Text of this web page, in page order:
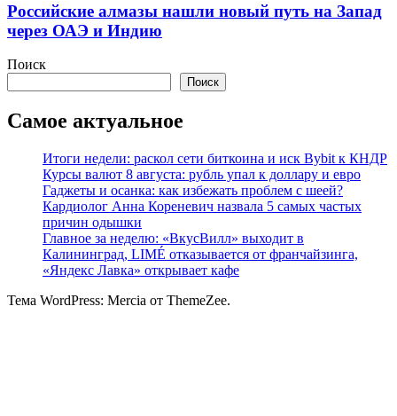
Российские алмазы нашли новый путь на Запад
через ОАЭ и Индию
Поиск
Поиск
Самое актуальное
Итоги недели: раскол сети биткоина и иск Bybit к КНДР
Курсы валют 8 августа: рубль упал к доллару и евро
Гаджеты и осанка: как избежать проблем с шеей?
Кардиолог Анна Кореневич назвала 5 самых частых
причин одышки
Главное за неделю: «ВкусВилл» выходит в
Калининград, LIMÉ отказывается от франчайзинга,
«Яндекс Лавка» открывает кафе
Тема WordPress: Mercia от ThemeZee.